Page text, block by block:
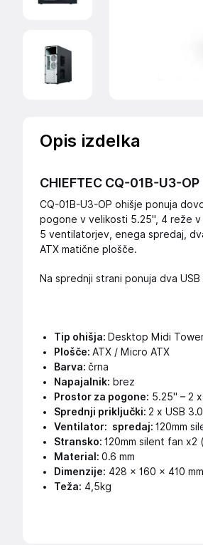
Opis izdelka
CHIEFTEC CQ-01B-U3-OP
CQ-01B-U3-OP ohišje ponuja
pogone v velikosti 5.25", 4 reže
5 ventilatorjev, enega spredaj,
ATX matične plošče.
Na sprednji strani ponuja dva
Tip ohišja: Desktop Midi
Plošče: ATX / Micro ATX
Barva: črna
Napajalnik: brez
Prostor za pogone: 5.25" – 2
Sprednji priključki: 2 x USB
Ventilator: spredaj: 120mm
Stransko: 120mm silent fan x2
Material: 0.6 mm
Dimenzije: 428 × 160 × 410
Teža: 4,5kg